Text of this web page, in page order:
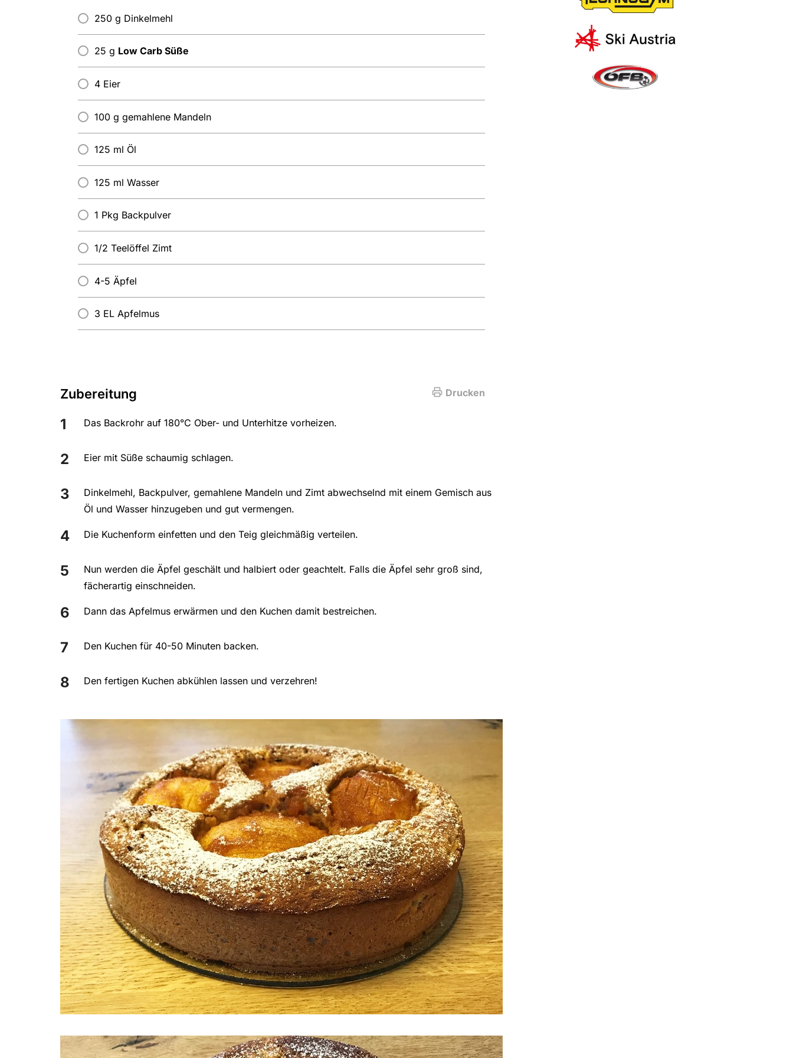
250 g Dinkelmehl
25 g Low Carb Süße
4 Eier
100 g gemahlene Mandeln
125 ml Öl
125 ml Wasser
1 Pkg Backpulver
1/2 Teelöffel Zimt
4-5 Äpfel
3 EL Apfelmus
Drucken
Zubereitung
Das Backrohr auf 180°C Ober- und Unterhitze vorheizen.
Eier mit Süße schaumig schlagen.
Dinkelmehl, Backpulver, gemahlene Mandeln und Zimt abwechselnd mit einem Gemisch aus
Öl und Wasser hinzugeben und gut vermengen.
Die Kuchenform einfetten und den Teig gleichmäßig verteilen.
Nun werden die Äpfel geschält und halbiert oder geachtelt. Falls die Äpfel sehr groß sind,
fächerartig einschneiden.
Dann das Apfelmus erwärmen und den Kuchen damit bestreichen.
Den Kuchen für 40-50 Minuten backen.
Den fertigen Kuchen abkühlen lassen und verzehren!